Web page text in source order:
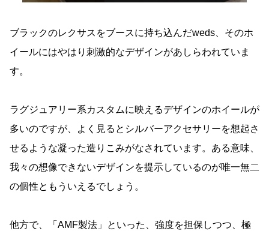
ブラックのレクサスをブースに持ち込んだweds、そのホ
イールにはやはり刺激的なデザインがあしらわれていま
す。
ラグジュアリー系カスタムに映えるデザインのホイールが
多いのですが、よく見るとシルバーアクセサリーを想起さ
せるような凝った造りこみがなされています。ある意味、
我々の想像できないデザインを提示しているのが唯一無二
の個性ともういえるでしょう。
他方で、「AMF製法」といった、強度を担保しつつ、極